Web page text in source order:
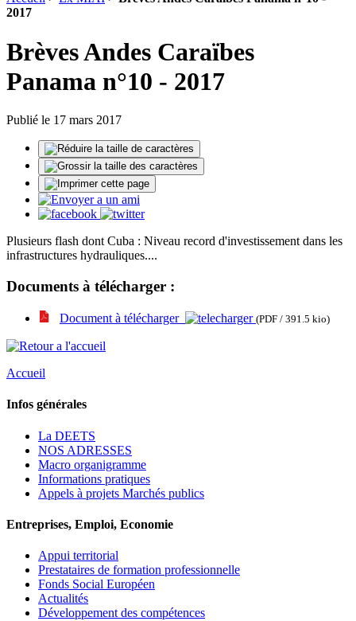
2017
Brèves Andes Caraïbes
Panama n°10 - 2017
Publié le 17 mars 2017
Plusieurs flash dont Cuba : Niveau record d'investissement dans les
infrastructures hydrauliques....
Documents à télécharger :
Document à télécharger (PDF / 391.5 kio)
Accueil
Infos générales
La DEETS
NOS ADRESSES
Macro organigramme
Informations pratiques
Appels à projets Marchés publics
Entreprises, Emploi, Economie
Appui territorial
Prestataires de formation professionnelle
Fonds Social Européen
Actualités
Développement des compétences